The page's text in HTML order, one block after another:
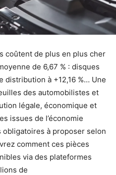
coûtent de plus en plus cher
de 6,67 % : disques
distribution à +12,16 %… Une
des automobilistes et
légale, économique et
issues de l’économie
obligatoires à proposer selon
comment ces pièces
via des plateformes
de